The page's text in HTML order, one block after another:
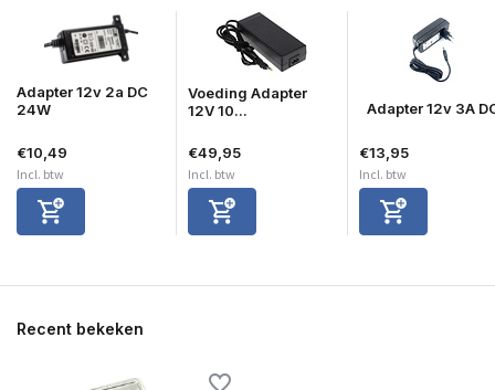
Adapter 12v 2a DC
24W
€10,49
Incl. btw
Voeding Adapter
12V 10...
€49,95
Incl. btw
Adapter 12v 3A
€13,95
Incl. btw
Recent bekeken